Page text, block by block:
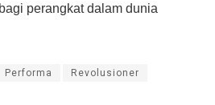
perangkat dalam dunia
Performa Revolusioner